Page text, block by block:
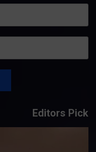
Editors Pick